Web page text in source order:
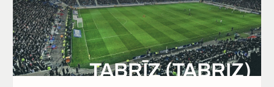
TABRĪZ (TABRIZ)